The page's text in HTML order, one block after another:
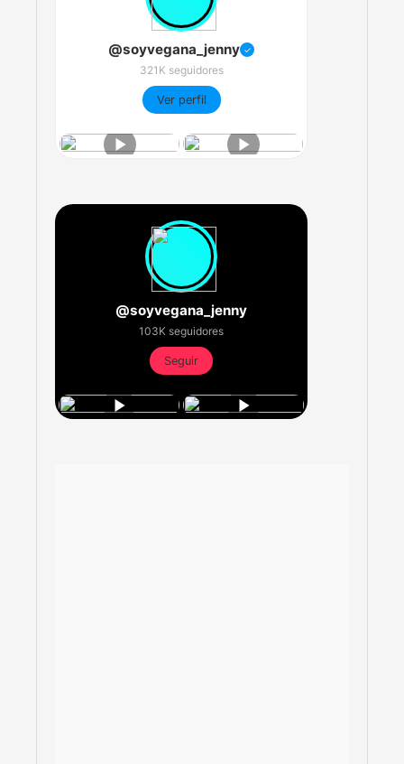
@soyvegana_jenny ✓
321K seguidores
Ver perfil
@soyvegana_jenny
103K seguidores
Seguir